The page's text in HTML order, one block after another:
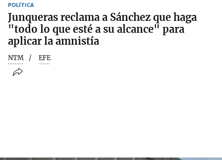
POLÍTICA
Junqueras reclama a Sánchez que haga
"todo lo que esté a su alcance" para
aplicar la amnistía
NTM EFE